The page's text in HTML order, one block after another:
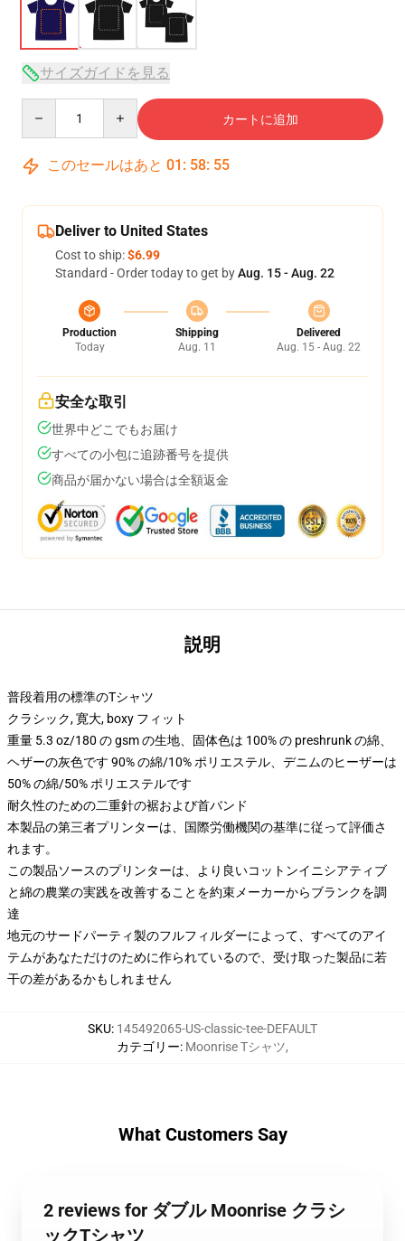
サイズガイドを見る
カートに追加
このセールはあと 01 : 58: 54
Deliver to United States
Cost to ship:$6.99
Standard - Order today to get byAug. 15 - Aug. 22
Production
Today
Shipping
Aug. 11
Delivered
Aug. 15 - Aug. 22
安全な取引
世界中どこでもお届け
すべての小包に追跡番号を提供
商品が届かない場合は全額返金
説明
普段着用の標準のTシャツ
クラシック, 寛大, boxy フィット
重量 5.3 oz/180 の gsm の生地、固体色は 100% の preshrunk の綿、
ヘザーの灰色です 90% の綿/10% ポリエステル、デニムのヒーザーは
50% の綿/50% ポリエステルです
耐久性のための二重針の裾および首バンド
本製品の第三者プリンターは、国際労働機関の基準に従って評価さ
れます。
この製品ソースのプリンターは、より良いコットンイニシアティブ
と綿の農業の実践を改善することを約束メーカーからブランクを調
達
地元のサードパーティ製のフルフィルダーによって、すべてのアイ
テムがあなただけのために作られているので、受け取った製品に若
干の差があるかもしれません
SKU: 145492065-US-classic-tee-DEFAULT
カテゴリー: Moonrise Tシャツ,
What Customers Say
2 reviews for ダブル Moonrise クラシ
ックTシャツ